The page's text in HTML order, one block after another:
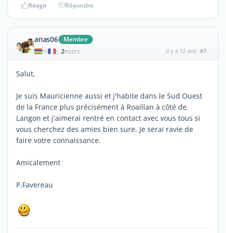
Réagir Répondre
anas06 Membre
| 2POSTS il y a 12 ans #7
Salut,
Je suis Mauricienne aussi et j'habite dans le Sud Ouest
de la France plus précisément à Roaillan à côté de
Langon et j'aimerai rentré en contact avec vous tous si
vous cherchez des amies bien sure. Je serai ravie de
faire votre connaissance.
Amicalement
P.Favereau